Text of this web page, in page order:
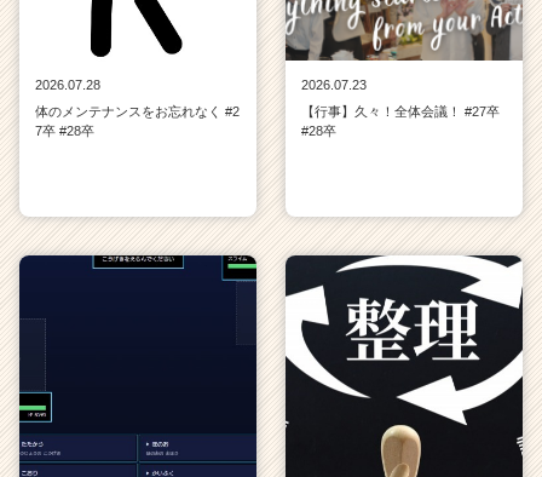
2026.07.28
体のメンテナンスをお忘れなく #2
7卒 #28卒
2026.07.23
【行事】久々！全体会議！ #27卒
#28卒